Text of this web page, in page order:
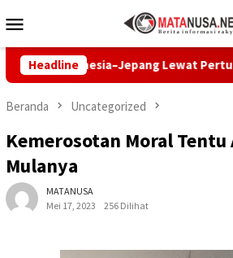
ke
Mobile
Headline Lewat Pertukaran
Beranda Uncategorized
Kemerosotan Moral Tentu
Mulanya
MATANUSA
Mei 17, 2023
256 Dilihat